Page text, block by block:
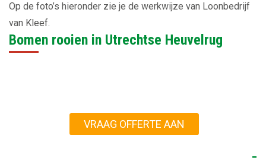
Op de foto’s hieronder zie je de werkwijze van Loonbedrijf
van Kleef.
Bomen rooien in Utrechtse Heuvelrug
VRAAG OFFERTE AAN
-